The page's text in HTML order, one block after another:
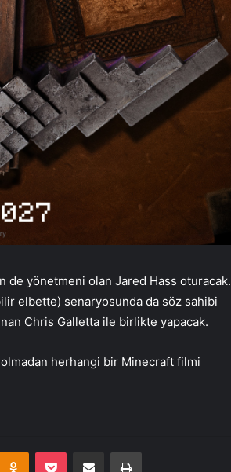
de yönetmeni olan Jared Hass oturacak.
elbette) senaryosunda da söz sahibi
Chris Galletta ile birlikte yapacak.
herhangi bir Minecraft filmi
Odnoklassniki
Pocket E-Posta ile paylaş Yazdır